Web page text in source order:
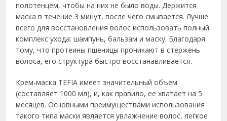
полотенцем, чтобы на них не было воды. Держится
маска в течение 3 минут, после чего смывается. Лучше
всего для восстановления волос использовать полный
комплекс ухода: шампунь, бальзам и маску. Благодаря
тому, что протеины пшеницы проникают в стержень
волоса, его структура быстро восстанавливается.
Крем-маска TEFIA имеет значительный объем
(составляет 1000 мл), и, как правило, ее хватает на 5
месяцев. Основными преимуществами использования
такого типа маски является увлажнение волос, легкое